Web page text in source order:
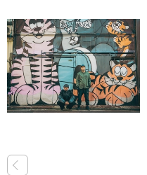
ー
プール
スーツ
ンテ
写真
«